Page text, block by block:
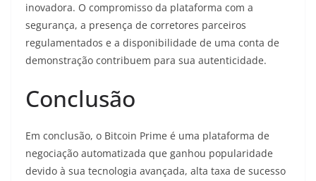
inovadora. O compromisso da plataforma com a
segurança, a presença de corretores parceiros
regulamentados e a disponibilidade de uma conta de
demonstração contribuem para sua autenticidade.
Conclusão
Em conclusão, o Bitcoin Prime é uma plataforma de
negociação automatizada que ganhou popularidade
devido à sua tecnologia avançada, alta taxa de sucesso